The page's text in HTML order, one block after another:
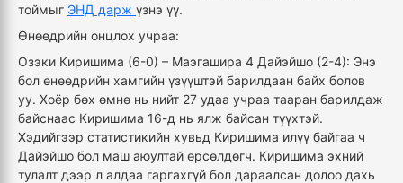
тоймыг ЭНД дарж үзнэ үү.
Өнөөдрийн онцлох учраа:
Озэки Киришима (6-0) – Маэгашира 4 Дайэйшо (2-4): Энэ
бол өнөөдрийн хамгийн үзүүштэй барилдаан байх болов
уу. Хоёр бөх өмнө нь нийт 27 удаа учраа тааран барилдаж
байснаас Киришима 16-д нь ялж байсан түүхтэй.
Хэдийгээр статистикийн хувьд Киришима илүү байгаа ч
Дайэйшо бол маш аюултай өрсөлдөгч. Киришима эхний
тулалт дээр л алдаа гаргахгүй бол дараалсан долоо дахь